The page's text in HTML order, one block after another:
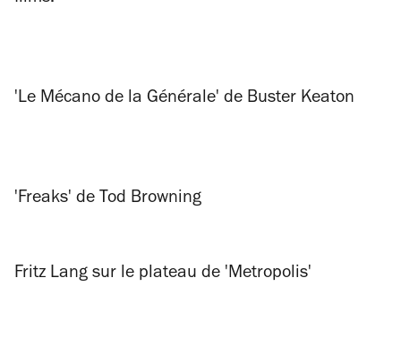
'Le Mécano de la Générale' de Buster Keaton
'Freaks' de Tod Browning
Fritz Lang sur le plateau de 'Metropolis'